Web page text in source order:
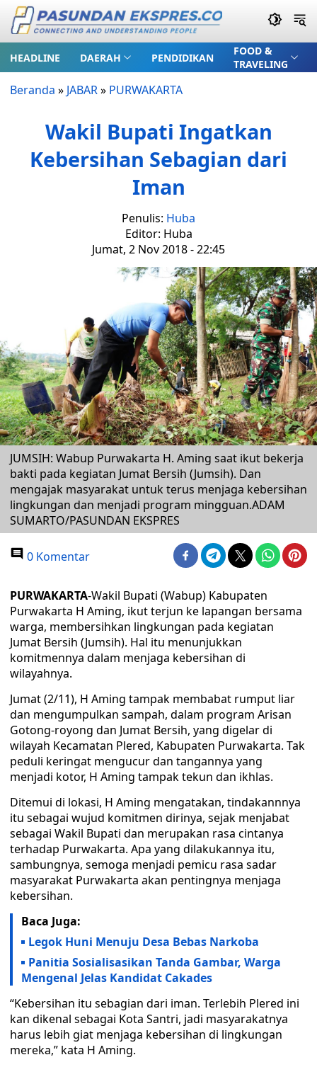
HEADLINE DAERAH PENDIDIKAN
FOOD &
TRAVELING
Beranda » JABAR» PURWAKARTA
Wakil Bupati Ingatkan
Kebersihan Sebagian dari
Iman
Penulis: Huba
Editor: Huba
Jumat, 2 Nov 2018 - 22:45
JUMSIH: Wabup Purwakarta H. Aming saat ikut bekerja
bakti pada kegiatan Jumat Bersih (Jumsih). Dan
mengajak masyarakat untuk terus menjaga kebersihan
lingkungan dan menjadi program mingguan.ADAM
SUMARTO/PASUNDAN EKSPRES
0 Komentar
PURWAKARTA-Wakil Bupati (Wabup) Kabupaten
Purwakarta H Aming, ikut terjun ke lapangan bersama
warga, membersihkan lingkungan pada kegiatan
Jumat Bersih (Jumsih). Hal itu menunjukkan
komitmennya dalam menjaga kebersihan di
wilayahnya.
Jumat (2/11), H Aming tampak membabat rumput liar
dan mengumpulkan sampah, dalam program Arisan
Gotong-royong dan Jumat Bersih, yang digelar di
wilayah Kecamatan Plered, Kabupaten Purwakarta. Tak
peduli keringat mengucur dan tangannya yang
menjadi kotor, H Aming tampak tekun dan ikhlas.
Ditemui di lokasi, H Aming mengatakan, tindakannnya
itu sebagai wujud komitmen dirinya, sejak menjabat
sebagai Wakil Bupati dan merupakan rasa cintanya
terhadap Purwakarta. Apa yang dilakukannya itu,
sambungnya, semoga menjadi pemicu rasa sadar
masyarakat Purwakarta akan pentingnya menjaga
kebersihan.
Baca Juga:
Legok Huni Menuju Desa Bebas Narkoba
Panitia Sosialisasikan Tanda Gambar, Warga
Mengenal Jelas Kandidat Cakades
“Kebersihan itu sebagian dari iman. Terlebih Plered ini
kan dikenal sebagai Kota Santri, jadi masyarakatnya
harus lebih giat menjaga kebersihan di lingkungan
mereka,” kata H Aming.